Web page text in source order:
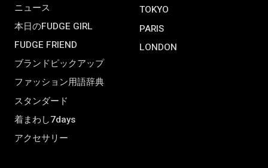
ニュース
本日のFUDGE GIRL
FUDGE FRIEND
ブランドピックアップ
ファッション用語辞典
スタンダード
着まわし7days
アクセサリー
TOKYO
PARIS
LONDON